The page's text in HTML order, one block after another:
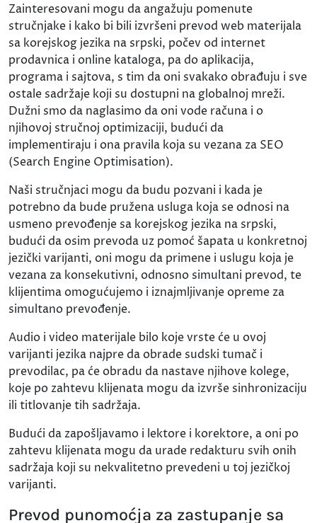
Zainteresovani mogu da angažuju pomenute
stručnjake i kako bi bili izvršeni prevod web materijala
sa korejskog jezika na srpski, počev od internet
prodavnica i online kataloga, pa do aplikacija,
programa i sajtova, s tim da oni svakako obrađuju i sve
ostale sadržaje koji su dostupni na globalnoj mreži.
Dužni smo da naglasimo da oni vode računa i o
njihovoj stručnoj optimizaciji, budući da
implementiraju i ona pravila koja su vezana za SEO
(Search Engine Optimisation).
Naši stručnjaci mogu da budu pozvani i kada je
potrebno da bude pružena usluga koja se odnosi na
usmeno prevođenje sa korejskog jezika na srpski,
budući da osim prevoda uz pomoć šapata u konkretnoj
jezički varijanti, oni mogu da primene i uslugu koja je
vezana za konsekutivni, odnosno simultani prevod, te
klijentima omogućujemo i iznajmljivanje opreme za
simultano prevođenje.
Audio i video materijale bilo koje vrste će u ovoj
varijanti jezika najpre da obrade sudski tumač i
prevodilac, pa će obradu da nastave njihove kolege,
koje po zahtevu klijenata mogu da izvrše sinhronizaciju
ili titlovanje tih sadržaja.
Budući da zapošljavamo i lektore i korektore, a oni po
zahtevu klijenata mogu da urade redakturu svih onih
sadržaja koji su nekvalitetno prevedeni u toj jezičkoj
varijanti.
Prevod punomoćja za zastupanje sa